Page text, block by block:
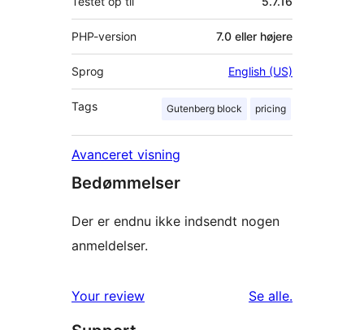
PHP-version 7.0 eller højere
Sprog English (US)
Tags Gutenberg block pricing
Avanceret visning
Bedømmelser
Der er endnu ikke indsendt nogen
anmeldelser.
Your review Se alleanmeldelser
.